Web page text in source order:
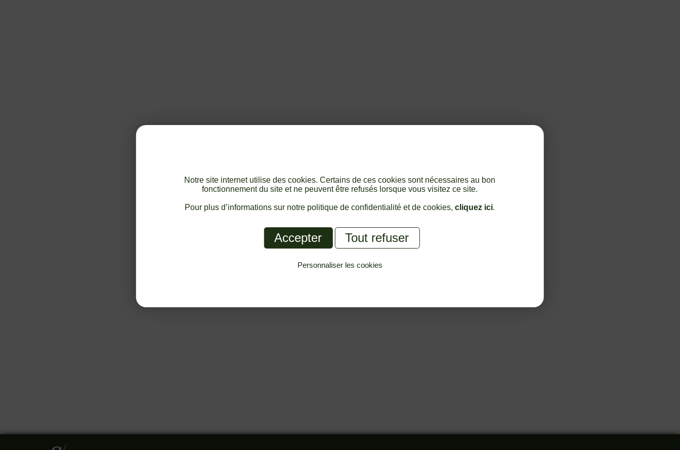
Notre site internet utilise des cookies. Certains de ces cookies sont nécessaires au bon
fonctionnement du site et ne peuvent être refusés lorsque vous visitez ce site.
Pour plus d’informations sur notre politique de confidentialité et de cookies,cliquez ici.
Accepter Tout refuser
Personnaliser les cookies